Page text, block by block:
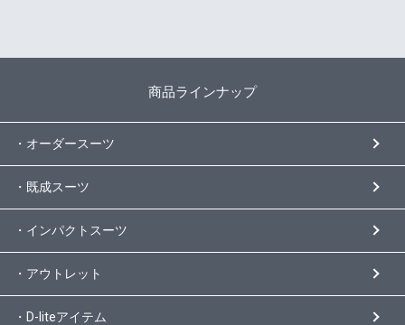
商品ラインナップ
・オーダースーツ
・既成スーツ
・インパクトスーツ
・アウトレット
・D-liteアイテム